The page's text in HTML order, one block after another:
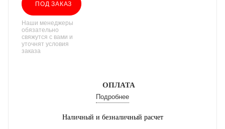
ПОД ЗАКАЗ
Наши менеджеры
обязательно
свяжутся с вами и
уточнят условия
заказа
ОПЛАТА
Подробнее
Наличный и безналичный расчет